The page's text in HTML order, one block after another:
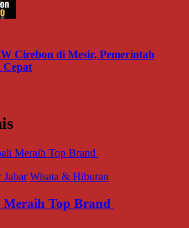
Cirebon di Mesir, Pemerintah
Jabar Wisata & Hiburan
Top Brand